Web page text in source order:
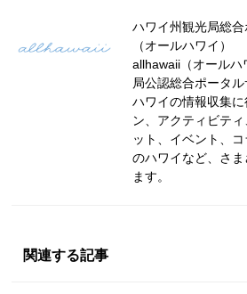
ハワイ州観光局総
（オールハワイ）
allhawaii（オール
局公認総合ポータル
ハワイの情報収集
ン、アクティビテ
ット、イベント、
のハワイなど、さ
ます。
関連する記事